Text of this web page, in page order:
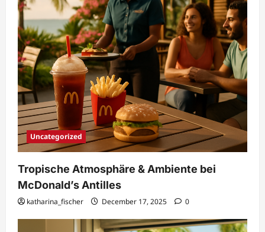
Uncategorized
Tropische Atmosphäre & Ambiente bei
McDonald’s Antilles
katharina_fischer December 17, 2025 0